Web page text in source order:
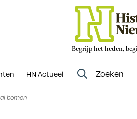
Begrijp het heden,
HN Actueel
Evenementen
bomen